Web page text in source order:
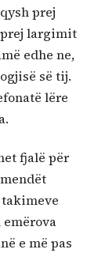
prej
prej largimit
edhe ne,
së tij.
lëre
fjalë për
emërova
e më pas